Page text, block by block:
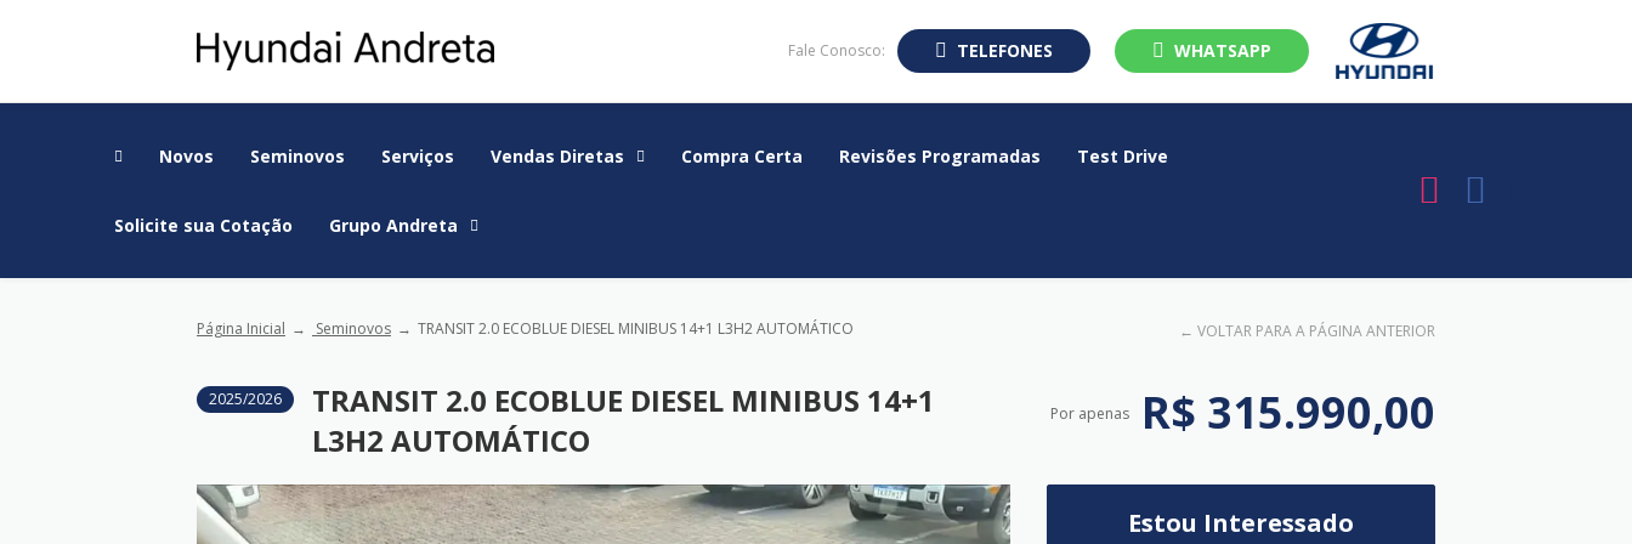
Fale Conosco: TELEFONES WHATSAPP
Novos Seminovos Serviços Vendas Diretas Compra Certa Revisões Programadas Test Drive
Solicite sua Cotação Grupo Andreta
Página Inicial Seminovos TRANSIT 2.0 ECOBLUE DIESEL MINIBUS 14+1 L3H2 AUTOMÁTICO ← VOLTAR PARA A PÁGINA ANTERIOR
2025/2026
TRANSIT 2.0 ECOBLUE DIESEL MINIBUS 14+1
L3H2 AUTOMÁTICO
Por apenas R$ 315.990,00
Estou Interessado